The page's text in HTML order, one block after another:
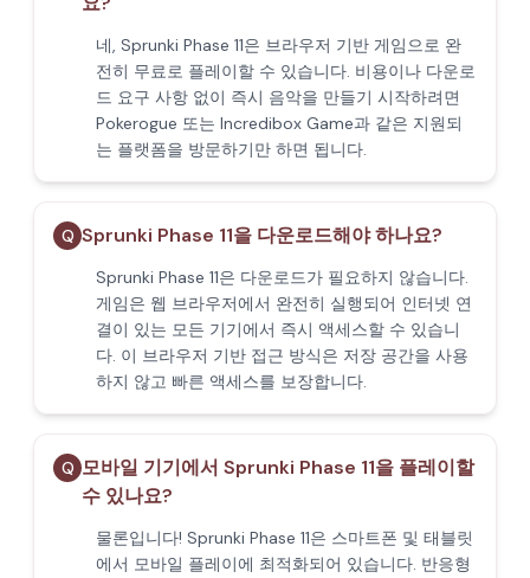
네, Sprunki Phase 11은 브라우저 기반 게임으로 완
전히 무료로 플레이할 수 있습니다. 비용이나 다운로
드 요구 사항 없이 즉시 음악을 만들기 시작하려면
Pokerogue 또는 Incredibox Game과 같은 지원되
는 플랫폼을 방문하기만 하면 됩니다.
Q Sprunki Phase 11을 다운로드해야 하나요?
Sprunki Phase 11은 다운로드가 필요하지 않습니다.
게임은 웹 브라우저에서 완전히 실행되어 인터넷 연
결이 있는 모든 기기에서 즉시 액세스할 수 있습니
다. 이 브라우저 기반 접근 방식은 저장 공간을 사용
하지 않고 빠른 액세스를 보장합니다.
Q 모바일 기기에서 Sprunki Phase 11을 플레이할
수 있나요?
물론입니다! Sprunki Phase 11은 스마트폰 및 태블릿
에서 모바일 플레이에 최적화되어 있습니다. 반응형